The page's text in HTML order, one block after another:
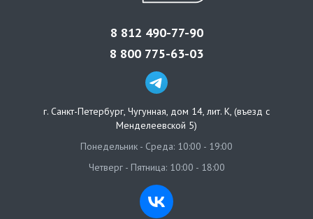
8 812 490-77-90
8 800 775-63-03
г. Санкт-Петербург, Чугунная, дом 14, лит. К, (въезд с
Менделеевской 5)
Понедельник - Среда: 10:00 - 19:00
Четверг - Пятница: 10:00 - 18:00